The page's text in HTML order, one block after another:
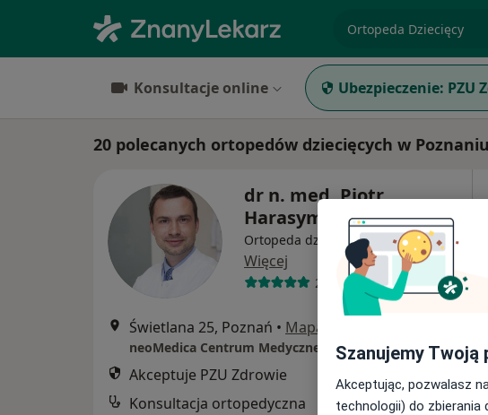
Konsultacje online Ubezpieczenie: PZU
20 polecanych ortopedów dziecięcych w
dr n. med. Piotr
Harasymczuk
Ortopeda dziecięcy, Ortopeda·
Więcej
285 opinii
Świetlana 25, Poznań • Mapa
neoMedica Centrum Medyczne
Akceptuje PZU Zdrowie
Konsultacja ortopedyczna
330 zł
Szanujemy Twoją
Akceptując, pozwalasz
technologii) do